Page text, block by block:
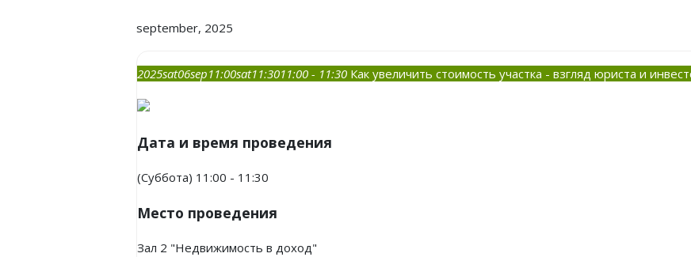
september, 2025
2025sat06sep11:00sat11:3011:00 - 11:30 Как увеличить стоимость участка - взгляд юриста и
Дата и время проведения
(Суббота) 11:00 - 11:30
Место проведения
Зал 2 "Недвижимость в доход"